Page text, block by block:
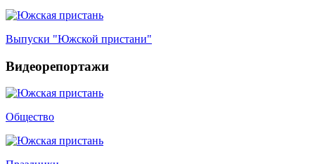
Выпуски "Южской пристани"
Видеорепортажи
Общество